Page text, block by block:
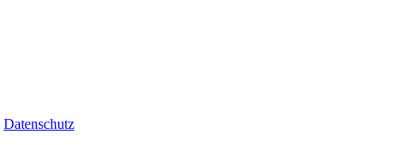
Datenschutz